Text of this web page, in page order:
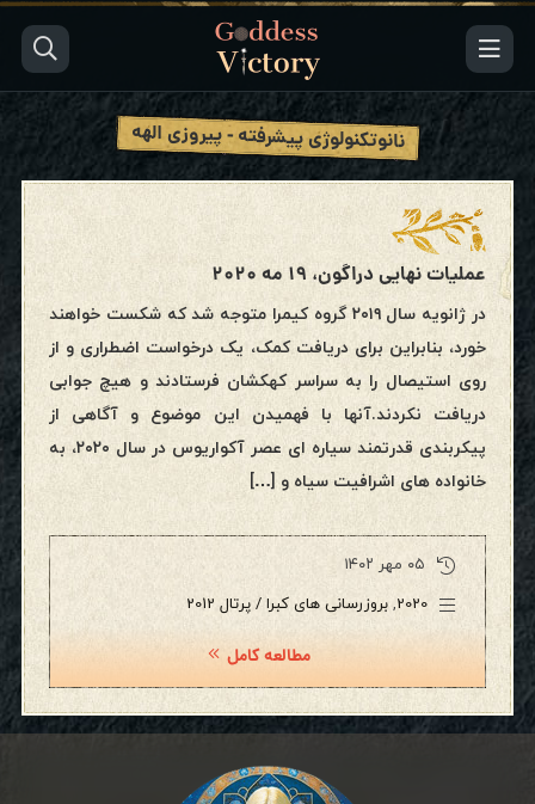
نانوتکنولوژی پیشرفته - پیروزی الهه
عملیات نهایی دراگون، ۱۹ مه ۲۰۲۰
در ژانویه سال ۲۰۱۹ گروه کیمرا متوجه شد که شکست خواهند
خورد، بنابراین برای دریافت کمک، یک درخواست اضطراری و از
روی استیصال را به سراسر کهکشان فرستادند و هیچ جوابی
دریافت نکردند.آنها با فهمیدن این موضوع و آگاهی از
پیکربندی قدرتمند سیاره ای عصر آکواریوس در سال ۲۰۲۰، به
خانواده های اشرافیت سیاه و […]
۰۵ مهر ۱۴۰۲
2020
, بروزرسانی های کبرا / پرتال 2012
مطالعه کامل